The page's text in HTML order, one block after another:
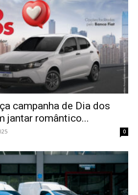
campanha de Dia dos
jantar romântico...
0